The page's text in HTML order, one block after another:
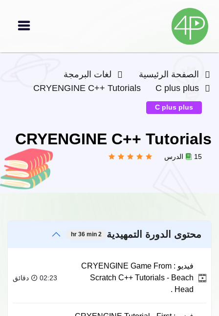
الصفحة الرئيسية
لغات البرمجة
C plus plus
CRYENGINE C++ Tutorials
C plus plus
CRYENGINE C++ Tutorials
15 الدرس
محتوى الدورة التمهيدية 2 hr 36 min
فيديو : CRYENGINE Game From
Scratch C++ Tutorials - Beach
Head .
02:23 دقائق